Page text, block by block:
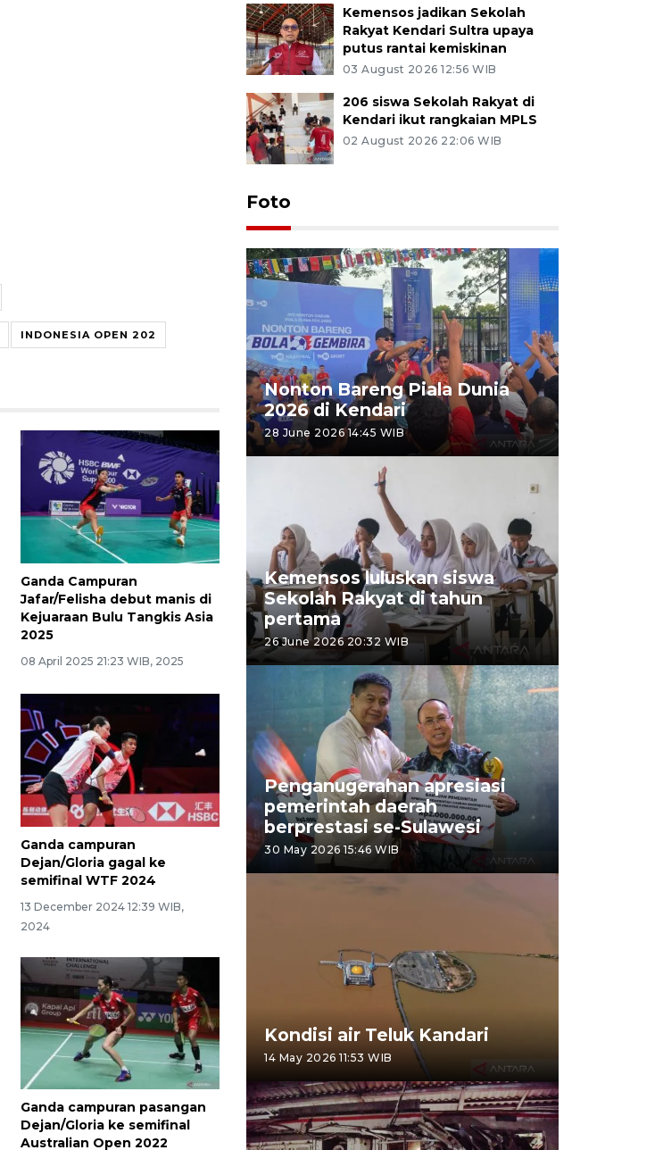
INDONESIA OPEN 202
Ganda Campuran
Jafar/Felisha debut manis di
Kejuaraan Bulu Tangkis Asia
2025
08 April 2025 21:23 WIB, 2025
Ganda campuran
Dejan/Gloria gagal ke
semifinal WTF 2024
13 December 2024 12:39 WIB,
2024
Ganda campuran pasangan
Dejan/Gloria ke semifinal
Australian Open 2022
Kemensos jadikan Sekolah
Rakyat Kendari Sultra upaya
putus rantai kemiskinan
03 August 2026 12:56 WIB
206 siswa Sekolah Rakyat di
Kendari ikut rangkaian MPLS
02 August 2026 22:06 WIB
Foto
Nonton Bareng Piala Dunia
2026 di Kendari
28 June 2026 14:45 WIB
Kemensos luluskan siswa
Sekolah Rakyat di tahun
pertama
26 June 2026 20:32 WIB
Penganugerahan apresiasi
pemerintah daerah
berprestasi se-Sulawesi
30 May 2026 15:46 WIB
Kondisi air Teluk Kandari
14 May 2026 11:53 WIB